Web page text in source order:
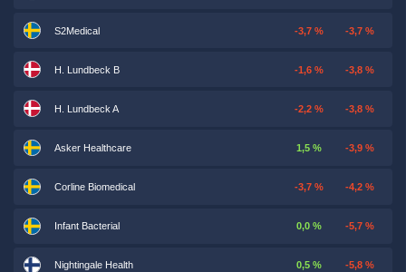
S2Medical -3,7 % -3,7 %
H. Lundbeck B -1,6 % -3,8 %
H. Lundbeck A -2,2 % -3,8 %
Asker Healthcare 1,5 % -3,9 %
Corline Biomedical -3,7 % -4,2 %
Infant Bacterial 0,0 % -5,7 %
Nightingale Health 0,5 % -5,8 %